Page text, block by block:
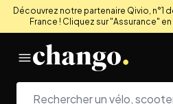
Découvrez notre partenaire Qivio, n°1
France ! Cliquez sur "Assurance"